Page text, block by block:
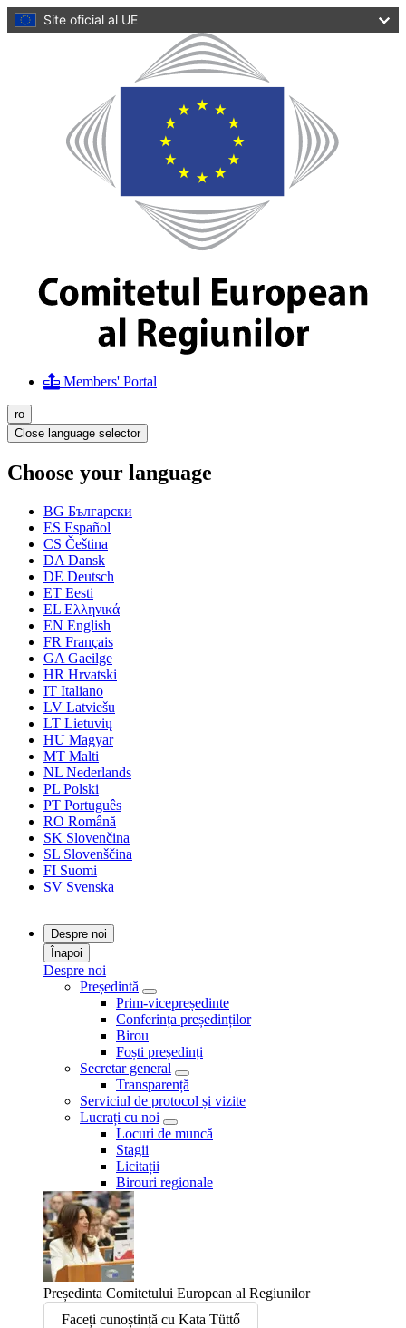
conținutul
principalSite oficial al UE
Members' Portal
ro
Close language selector
Choose your language
BG Български
ES Español
CS Čeština
DA Dansk
DE Deutsch
ET Eesti
EL Ελληνικά
EN English
FR Français
GA Gaeilge
HR Hrvatski
IT Italiano
LV Latviešu
LT Lietuvių
HU Magyar
MT Malti
NL Nederlands
PL Polski
PT Português
RO Română
SK Slovenčina
SL Slovenščina
FI Suomi
SV Svenska
Despre noi
Înapoi
Despre noi
Președintă
Prim-vicepreședinte
Conferința președinților
Birou
Foști președinți
Secretar general
Transparență
Serviciul de protocol și vizite
Lucrați cu noi
Locuri de muncă
Stagii
Licitații
Birouri regionale
Președinta Comitetului European al Regiunilor
Faceți cunoștință cu Kata Tüttő